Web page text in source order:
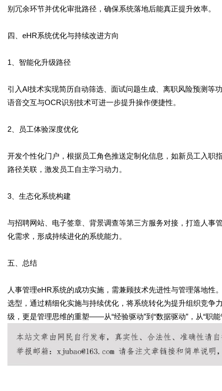
别冗余环节并优化审批路径，确保系统落地后能真正提升效率。
四、eHR系统优化与持续改进方向
1、智能化升级路径
引入AI技术实现简历自动筛选、面试问题生成、离职风险预测等
语音交互与OCR识别技术可进一步提升操作便捷性。
2、员工体验深度优化
开发个性化门户，根据员工角色推送定制化信息，如新员工入职
路径关联，激发员工自主学习动力。
3、生态化系统构建
与招聘网站、电子签章、背景调查等第三方服务对接，打造人事
化需求，形成持续进化的系统能力。
五、总结
人事管理eHR系统的成功实施，需兼顾技术先进性与管理落地
选型，通过精细化实施与持续优化，将系统转化为提升组织竞争
级，更是管理思维的重塑——从“经验驱动”到“数据驱动”，从“职